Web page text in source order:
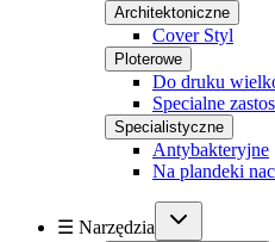
Architektoniczne
Cover Styl
Ploterowe
Do druku
Specialne
Specialistyczne
Antybakteryjne
Na plandeki
☰ Narzędzia